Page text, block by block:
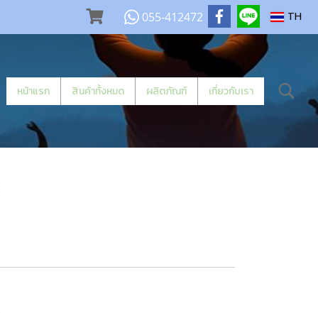
055-412472 TH
หน้าแรก สินค้าทั้งหมด ผลิตภัณฑ์ เกี่ยวกับเรา